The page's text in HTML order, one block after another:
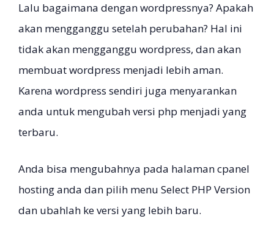
Lalu bagaimana dengan wordpressnya? Apakah
akan mengganggu setelah perubahan? Hal ini
tidak akan mengganggu wordpress, dan akan
membuat wordpress menjadi lebih aman.
Karena wordpress sendiri juga menyarankan
anda untuk mengubah versi php menjadi yang
terbaru.
Anda bisa mengubahnya pada halaman cpanel
hosting anda dan pilih menu Select PHP Version
dan ubahlah ke versi yang lebih baru.